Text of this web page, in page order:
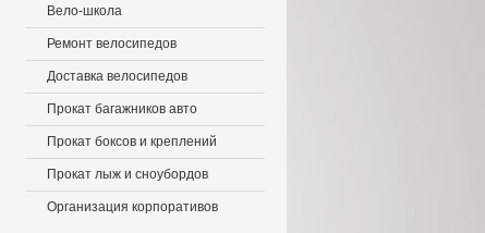
Вело-школа
Ремонт велосипедов
Доставка велосипедов
Прокат багажников авто
Прокат боксов и креплений
Прокат лыж и сноубордов
Организация корпоративов